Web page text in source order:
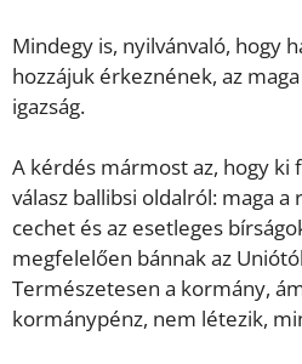
Mindegy is, nyilvánvaló, hogy
hozzájuk érkeznének, az
igazság.
A kérdés mármost az, hogy ki
válasz ballibsi oldalról: maga
cechet és az esetleges
megfelelően bánnak az
Természetesen a kormány,
kormánypénz, nem létezik,